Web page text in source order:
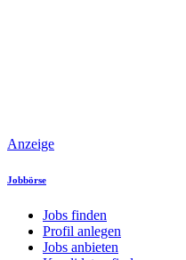
Anzeige
Jobbörse
Jobs finden
Profil anlegen
Jobs anbieten